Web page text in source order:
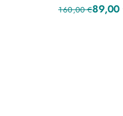
160,00€
Il prezzo89,00
Il prezzo